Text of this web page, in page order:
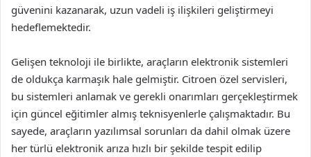
güvenini kazanarak, uzun vadeli iş ilişkileri geliştirmeyi
hedeflemektedir.
Gelişen teknoloji ile birlikte, araçların elektronik sistemleri
de oldukça karmaşık hale gelmiştir. Citroen özel servisleri,
bu sistemleri anlamak ve gerekli onarımları gerçekleştirmek
için güncel eğitimler almış teknisyenlerle çalışmaktadır. Bu
sayede, araçların yazılımsal sorunları da dahil olmak üzere
her türlü elektronik arıza hızlı bir şekilde tespit edilip